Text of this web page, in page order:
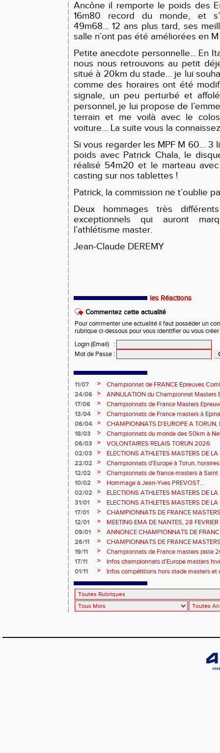
Ancône il remporte le poids des
16m80 record du monde, et
49m68... 12 ans plus tard, ses
salle n’ont pas été améliorées en
Petite anecdote personnelle... En
nous nous retrouvons au petit
situé à 20km du stade… je lui
comme des horaires ont été
signale, un peu perturbé et
personnel, je lui propose de
terrain et me voilà avec le
voiture… La suite vous la
Si vous regarder les MPF M 60… 3
poids avec Patrick Chala, le
réalisé 54m20 et le marteau
casting sur nos tablettes !
Patrick, la commission ne t’oublie
Deux hommages très
exceptionnels qui auront
l’athlétisme master.
Jean-Claude DEREMY
les Réactions
Commentez cette actualité
Pour commenter une actualité il faut posséder un
rubrique ci-dessous pour vous identifier ou vous
Login (Email)
:
Mot de Passe :
11/07 >
Championnat de FRANCE Epreuves
et Marche CHATEAUROUX
24/06 >
ANNULATION du Championnat Masters
Châteauroux les 27-28 juin
17/06 >
Championnats de France Masters
fond long
13/04 >
Championnats de France masters à
prévisionnels, montée de barres et
06/04 >
CHAMPIONNATS D'EUROPE A
18/03
>
Championnats du monde des 50km à
Sébastien DOUMENC.
06/03 >
VOLONTAIRES RELAIS TORUN 2026
02/03
>
ELECTIONS ATHLETES MASTERS DE
2ème vote : athlètes hommes.
22/02 >
Championnats d'Europe à Torun,
informations...
12/02 >
Championnats de france masters à Saint
février 2026.
10/02 >
Hommage à Jean-Yves PREVOST...
02/02
>
ELECTIONS ATHLETES MASTERS DE
vote : athlètes femmes.
31/01 >
ELECTIONS ATHLETES MASTERS DE
17/01
>
CHAMPIONNATS DE FRANCE
informations sur les inscriptions et report
12/01 >
MEETING EMA DE NANTES, 28
09/01
>
ANNONCE CHAMPIONNATS DE
ÉPREUVES COMBINÉES ET ÉPREUVES
26/11 >
CHAMPIONNATS DE FRANCE
2026, site de l'organisation.
19/11 >
Championnats de France masters piste
17/11
>
Infos championnats d'Europe masters
01/11
> Infos compétitions hors stade masters et